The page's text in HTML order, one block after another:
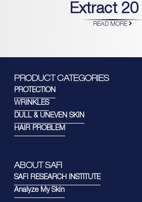
Extract 20
READ MORE
PRODUCT CATEGORIES
PROTECTION
WRINKLES
DULL & UNEVEN SKIN
HAIR PROBLEM
ABOUT SAFI
SAFI RESEARCH INSTITUTE
Analyze My Skin